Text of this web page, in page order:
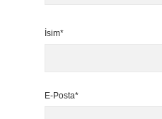
İsim*
E-Posta*